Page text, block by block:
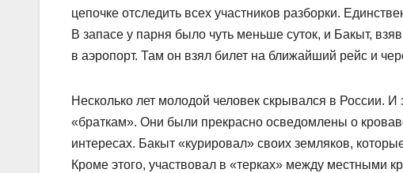
цепочке отследить всех участников разборки.
В запасе у парня было чуть меньше суток, и Бакыт,
в аэропорт. Там он взял билет на ближайший рейс и
Несколько лет молодой человек скрывался в России.
«браткам». Они были прекрасно осведомлены о
интересах. Бакыт «курировал» своих земляков,
Кроме этого, участвовал в «терках» между местными